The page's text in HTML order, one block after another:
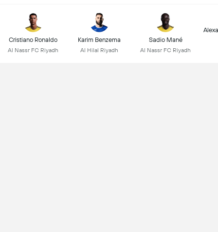
Cristiano Ronaldo
Al Nassr FC Riyadh
Karim Benzema
Al Hilal Riyadh
Sadio Mané
Al Nassr FC Riyadh